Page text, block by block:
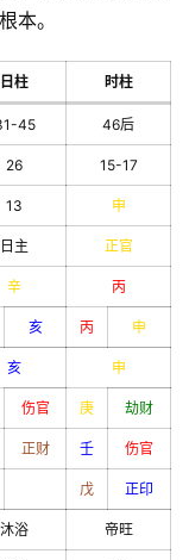
本。
日柱 时柱
45 46后
26 15-17
13 申
日主 正官
辛 丙
亥 丙 申
亥 申
伤官 庚 劫财
正财 壬 伤官
戊 正印
沐浴 帝旺